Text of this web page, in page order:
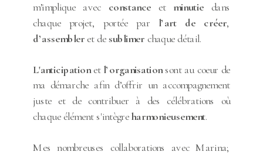
m’implique avec constance et minutie dans
chaque projet, portée par l’art de créer,
d’assembleret desublimer chaque détail.
L'anticipationet l’organisationsont au coeur de
ma démarche afin d’offrir un accompagnement
juste et de contribuer à des célébrations où
chaque élément s'intègreharmonieusement.
Mes nombreuses collaborations avec Marina;